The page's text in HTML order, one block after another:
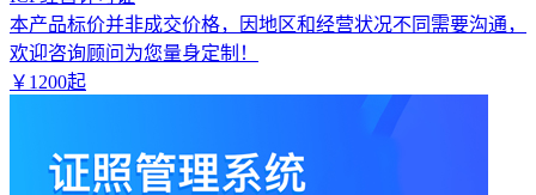
本产品标价并非成交价格，因地区和经营状况不同需要沟通，
欢迎咨询顾问为您量身定制！
￥ 1200起